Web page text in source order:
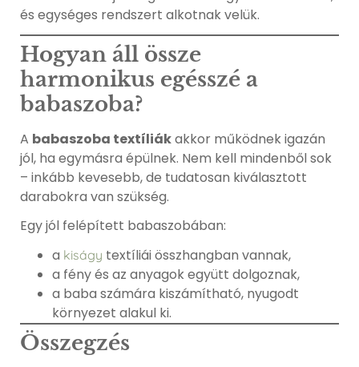
és egységes rendszert alkotnak velük.
Hogyan áll össze
harmonikus egésszé a
babaszoba?
A babaszoba textíliákakkor működnek igazán
jól, ha egymásra épülnek. Nem kell mindenből sok
– inkább kevesebb, de tudatosan kiválasztott
darabokra van szükség.
Egy jól felépített babaszobában:
a kiságy textíliái összhangban vannak,
a fény és az anyagok együtt dolgoznak,
a baba számára kiszámítható, nyugodt
környezet alakul ki.
Összegzés